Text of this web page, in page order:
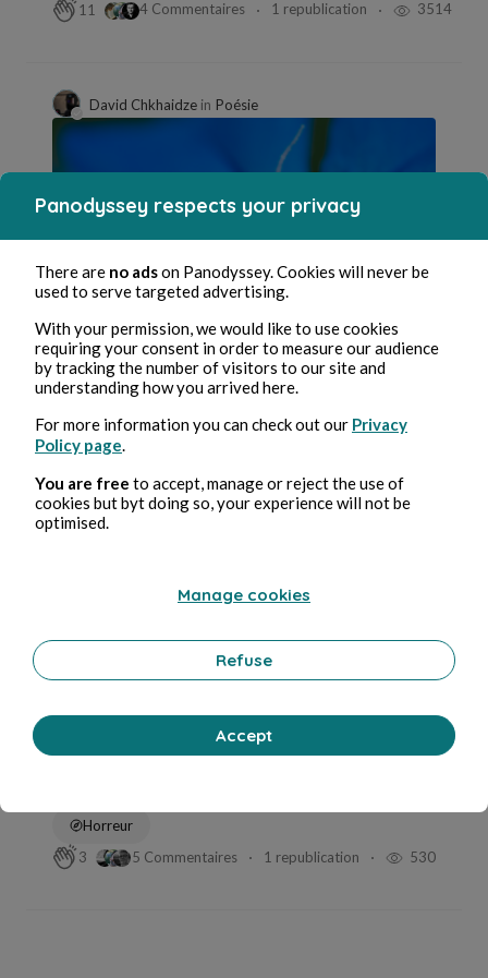
11 4 Commentaires 1 republication 3514
David Chkhaidze in Poésie
Jun 7, 2026 1 min de lecture
de tes doigts
Poésie et chanson
6
5 Commentaires 1 republication
E C Wallas
Horreur
3
5 Commentaires 1 republication 530
Panodyssey respects your privacy
There are no adson Panodyssey. Cookies will never be
used to serve targeted advertising.
With your permission, we would like to use cookies
requiring your consent in order to measure our audience
by tracking the number of visitors to our site and
understanding how you arrived here.
For more information you can check out our Privacy
Policy page.
You are free to accept, manage or reject the use of
cookies but byt doing so, your experience will not be
optimised.
Manage cookies
Refuse
Accept